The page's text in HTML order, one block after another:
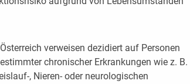
verweisen dezidiert auf Personen
chronischer Erkrankungen wie z. B.
, Nieren- oder neurologischen